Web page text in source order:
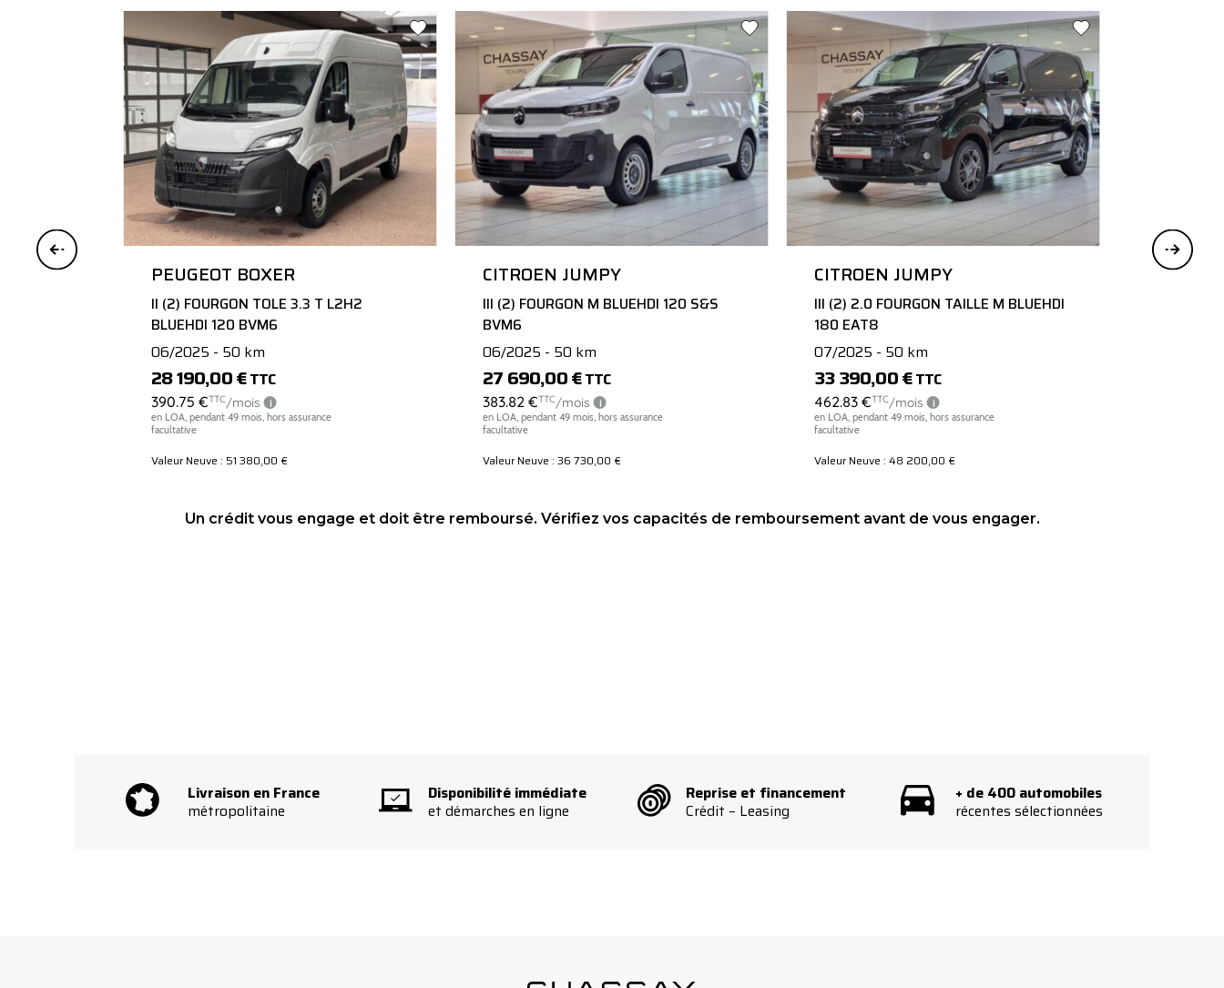
CITROEN JUMPY
III (2) FOURGON M BLUEHDI 120 S&S
BVM6
06/2025 - 50 km
27 690,00 €TTC
Valeur Neuve : 36 730,00 €
CITROEN JUMPY
III (2) 2.0 FOURGON TAILLE M BLUEHDI
180 EAT8
07/2025 - 50 km
33 390,00 €TTC
Valeur Neuve : 48 200,00 €
PEUGEOT BOXER
II (2) FOURGON TOLE 3.3 T L2H2
BLUEHDI 120 BVM6
06/2025 - 50 km
28 190,00 €TTC
Valeur Neuve : 51 380,00 €
Un crédit vous engage et doit être remboursé. Vérifiez vos capacités de remboursement avant de vous engager.
Livraison en France
métropolitaine
Disponibilité immédiate
et démarches en ligne
Reprise et financement
Crédit – Leasing
+ de 400 automobiles
récentes sélectionnées